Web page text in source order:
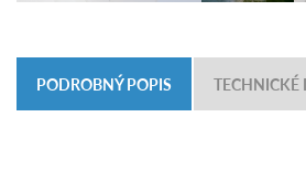
PODROBNÝ POPIS TECHNICKÉ